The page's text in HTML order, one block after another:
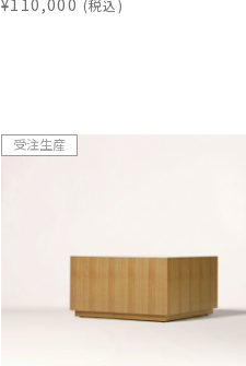
¥110,000 (税込)
受注生産